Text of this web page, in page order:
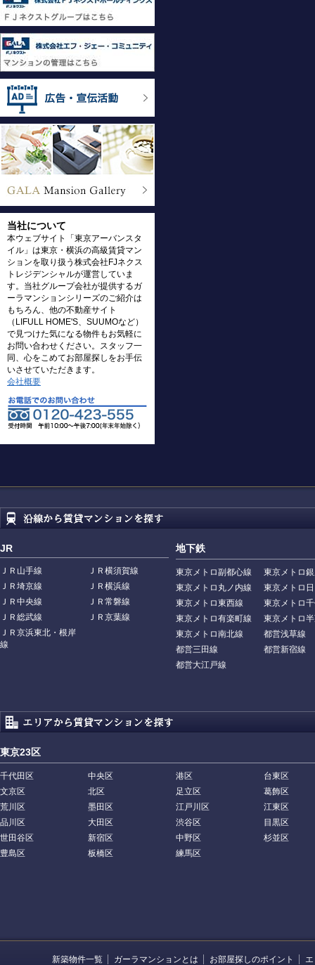
当社について
本ウェブサイト「東京アーバンスタ
イル」は東京・横浜の高級賃貸マン
ションを取り扱う株式会社FJネクス
トレジデンシャルが運営していま
す。当社グループ会社が提供するガ
ーラマンションシリーズのご紹介は
もちろん、他の不動産サイト
（LIFULL HOME'S、SUUMOなど）
で見つけた気になる物件もお気軽に
お問い合わせください。スタッフ一
同、心をこめてお部屋探しをお手伝
いさせていただきます。
会社概要
JR
ＪＲ山手線
ＪＲ横須賀線
ＪＲ埼京線
ＪＲ横浜線
ＪＲ中央線
ＪＲ常磐線
ＪＲ総武線
ＪＲ京葉線
ＪＲ京浜東北・根岸
線
地下鉄
東京メトロ副都心線
東京メトロ
東京メトロ丸ノ内線
東京メトロ
東京メトロ東西線
東京メトロ
東京メトロ有楽町線
東京メトロ
東京メトロ南北線
都営浅草線
都営三田線
都営新宿線
都営大江戸線
東京23区
千代田区 中央区 港区
台東区
文京区
北区 足立区
葛飾区
荒川区
墨田区 江戸川区
江東区
品川区
大田区 渋谷区
目黒区
世田谷区
新宿区 中野区
杉並区
豊島区
板橋区 練馬区
新築物件一覧 ガーラマンションとは お部屋探しのポイント